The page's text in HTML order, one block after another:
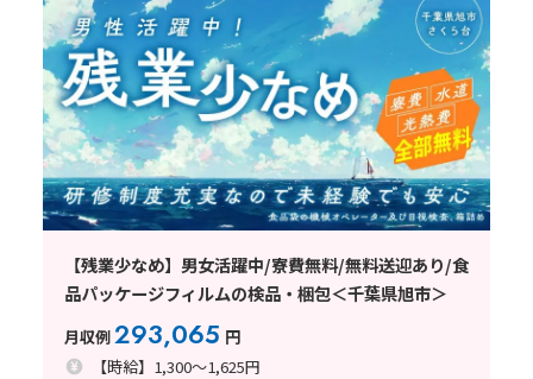
【残業少なめ】男女活躍中/寮費無料/無料送迎あり/食
品パッケージフィルムの検品・梱包＜千葉県旭市＞
月収例293,065 円
【時給】1,300～1,625円